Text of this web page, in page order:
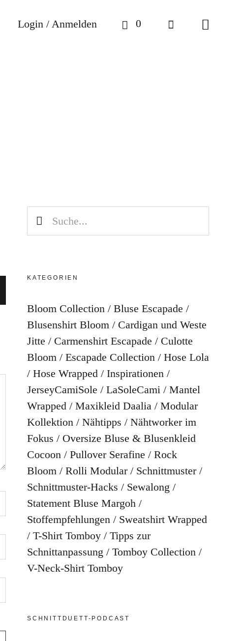
Login / Anmelden 0
KATEGORIEN
Bloom Collection
Bluse Escapade
Blusenshirt Bloom
Cardigan und Weste
Jitte
Carmenshirt Escapade
Culotte
Bloom
Escapade Collection
Hose Lola
Hose Wrapped
Inspirationen
JerseyCamiSole
LaSoleCami
Mantel
Wrapped
Maxikleid Daalia
Modular
Kollektion
Nähtipps
Nähtworker im
Fokus
Oversize Bluse & Blusenkleid
Cocoon
Pullover Serafine
Rock
Bloom
Rolli Modular
Schnittmuster
Schnittmuster-Hacks
Sewalong
Statement Bluse Margoh
Stoffempfehlungen
Sweatshirt Wrapped
T-Shirt Tomboy
Tipps zur
Schnittanpassung
Tomboy Collection
V-Neck-Shirt Tomboy
SCHNITTDUETT-PODCAST